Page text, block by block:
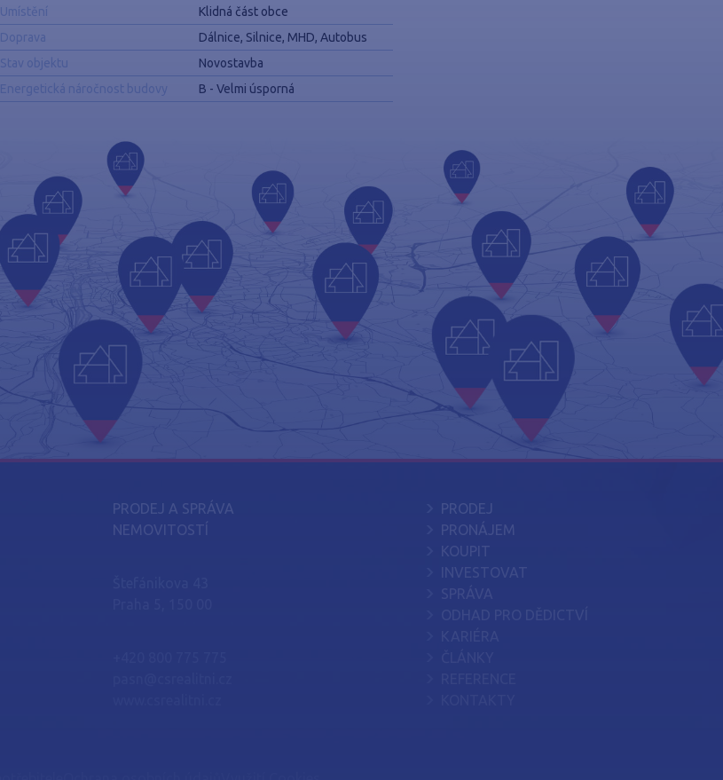
Umístění
Klidná část obce
Doprava
Dálnice, Silnice, MHD, Autobus
Stav objektu
Novostavba
Energetická náročnost budovy
B - Velmi úsporná
PRODEJ A SPRÁVA
NEMOVITOSTÍ
PRODEJ
PRONÁJEM
KOUPIT
INVESTOVAT